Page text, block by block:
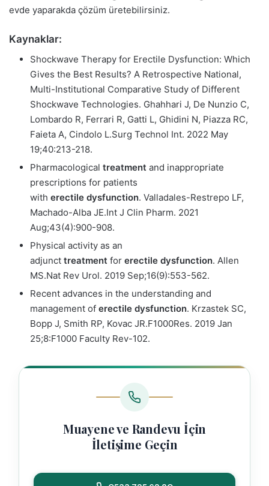
evde yaparakda çözüm üretebilirsiniz.
Kaynaklar:
Shockwave Therapy for Erectile Dysfunction: Which
Gives the Best Results? A Retrospective National,
Multi-Institutional Comparative Study of Different
Shockwave Technologies. Ghahhari J, De Nunzio C,
Lombardo R, Ferrari R, Gatti L, Ghidini N, Piazza RC,
Faieta A, Cindolo L.Surg Technol Int. 2022 May
19;40:213-218.
Pharmacological treatment and inappropriate
prescriptions for patients
with erectile dysfunction. Valladales-Restrepo LF,
Machado-Alba JE.Int J Clin Pharm. 2021
Aug;43(4):900-908.
Physical activity as an
adjunct treatment for erectile dysfunction. Allen
MS.Nat Rev Urol. 2019 Sep;16(9):553-562.
Recent advances in the understanding and
management of erectile dysfunction. Krzastek SC,
Bopp J, Smith RP, Kovac JR.F1000Res. 2019 Jan
25;8:F1000 Faculty Rev-102.
Muayene ve Randevu İçin
İletişime Geçin